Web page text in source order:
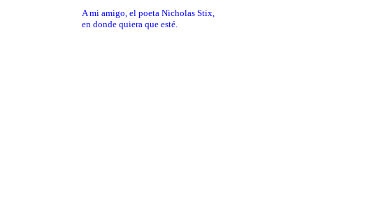
A mi amigo, el poeta Nicholas Stix,
en donde quiera que esté.